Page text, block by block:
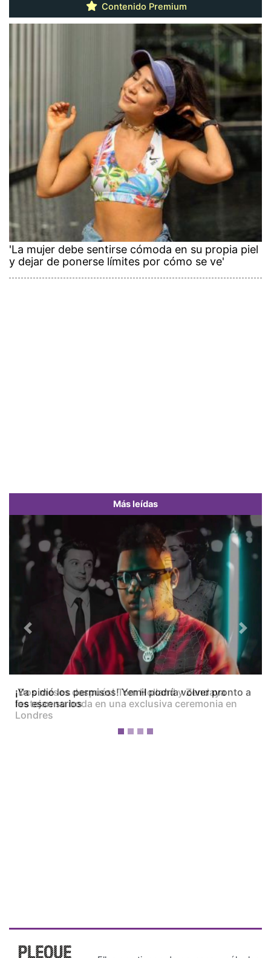
Contenido Premium
'La mujer debe sentirse cómoda en su propia piel
y dejar de ponerse límites por cómo se ve'
Más leídas
¡Dos meses después! Tom Holland y Zendaya
festejan su boda en una exclusiva ceremonia en
Londres
Previous Next